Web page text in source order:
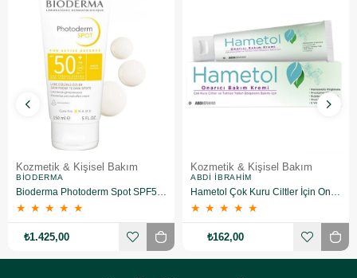
Kozmetik & Kişisel Bakım
BIODERMA
★ ★ ★ ★ ★
₺1.425,00
Kozmetik & Kişisel Bakım
ABDI İBRAHIM
★ ★ ★ ★ ★
₺162,00